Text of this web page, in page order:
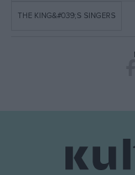
THE KING&#039;S SINGERS